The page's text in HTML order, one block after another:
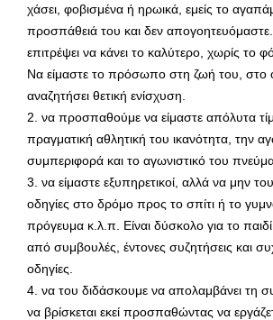
χάσει, φοβισμένα ή ηρωικά, εμείς το
προσπάθειά του και δεν
επιτρέψει να κάνει το καλύτερο, χωρίς το
Να είμαστε το πρόσωπο στη ζωή του, στο
αναζητήσει θετική ενίσχυση.
2. να προσπαθούμε να είμαστε απόλυτα
πραγματική αθλητική του ικανότητα, την
συμπεριφορά και το αγωνιστικό του
3. να είμαστε εξυπηρετικοί, αλλά να μην
οδηγίες στο δρόμο προς το σπίτι ή το
πρόγευμα κ.λ.π. Είναι δύσκολο για το παιδί
από συμβουλές, έντονες συζητήσεις και
οδηγίες.
4. να του διδάσκουμε να απολαμβάνει τη
να βρίσκεται εκεί προσπαθώντας να